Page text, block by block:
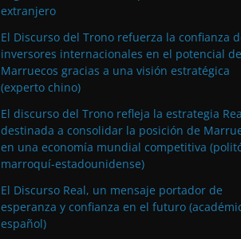
extranjero
El Discurso del Trono refuerza la confianza
inversores internacionales en el potencial de
Marruecos gracias a una visión estratégica
(experto chino)
El discurso del Trono refleja la estrategia
destinada a consolidar la posición de
en una economía mundial competitiva
marroquí-estadounidense)
El Discurso Real, un mensaje portador de
esperanza y confianza en el futuro
español)